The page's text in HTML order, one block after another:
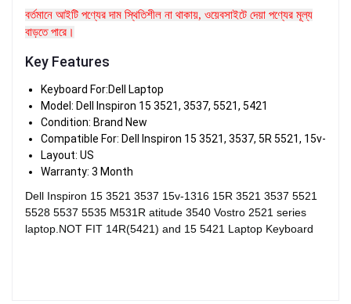
বর্তমানে আইটি পণ্যের দাম স্থিতিশীল না থাকায়, ওয়েবসাইটে দেয়া পণ্যের মূল্য
বাড়তে পারে।
Key Features
Keyboard For:Dell Laptop
Model: Dell Inspiron 15 3521, 3537, 5521, 5421
Condition: Brand New
Compatible For: Dell Inspiron 15 3521, 3537, 5R 5521, 15v-
Layout: US
Warranty: 3 Month
Dell Inspiron 15 3521 3537 15v-1316 15R 3521 3537 5521
5528 5537 5535 M531R atitude 3540 Vostro 2521 series
laptop.NOT FIT 14R(5421) and 15 5421 Laptop Keyboard